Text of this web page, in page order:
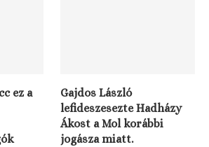
ez a
Gajdos László
lefideszesezte Hadházy
Ákost a Mol korábbi
jogásza miatt.